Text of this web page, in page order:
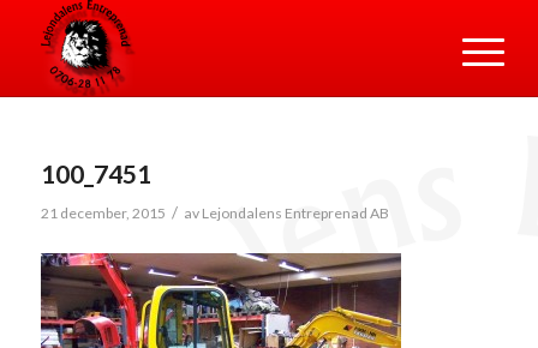
100_7451
21 december, 2015 / av Lejondalens Entreprenad AB